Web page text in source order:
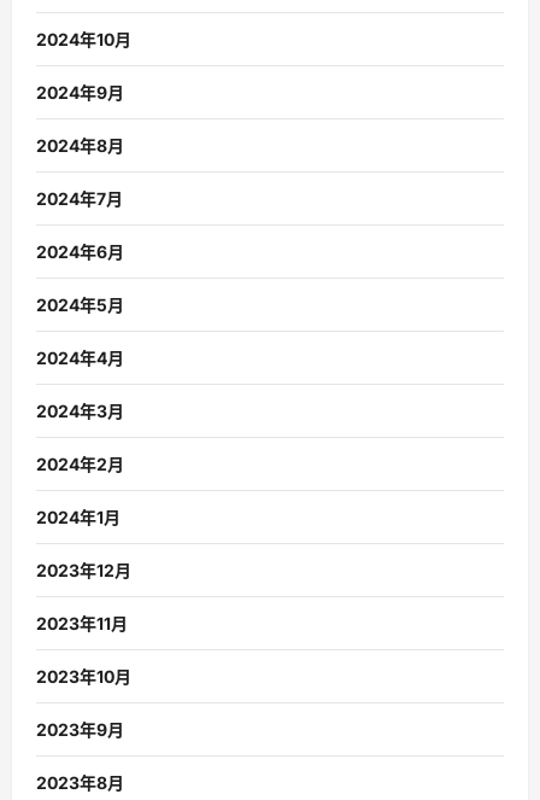
2024年10月
2024年9月
2024年8月
2024年7月
2024年6月
2024年5月
2024年4月
2024年3月
2024年2月
2024年1月
2023年12月
2023年11月
2023年10月
2023年9月
2023年8月